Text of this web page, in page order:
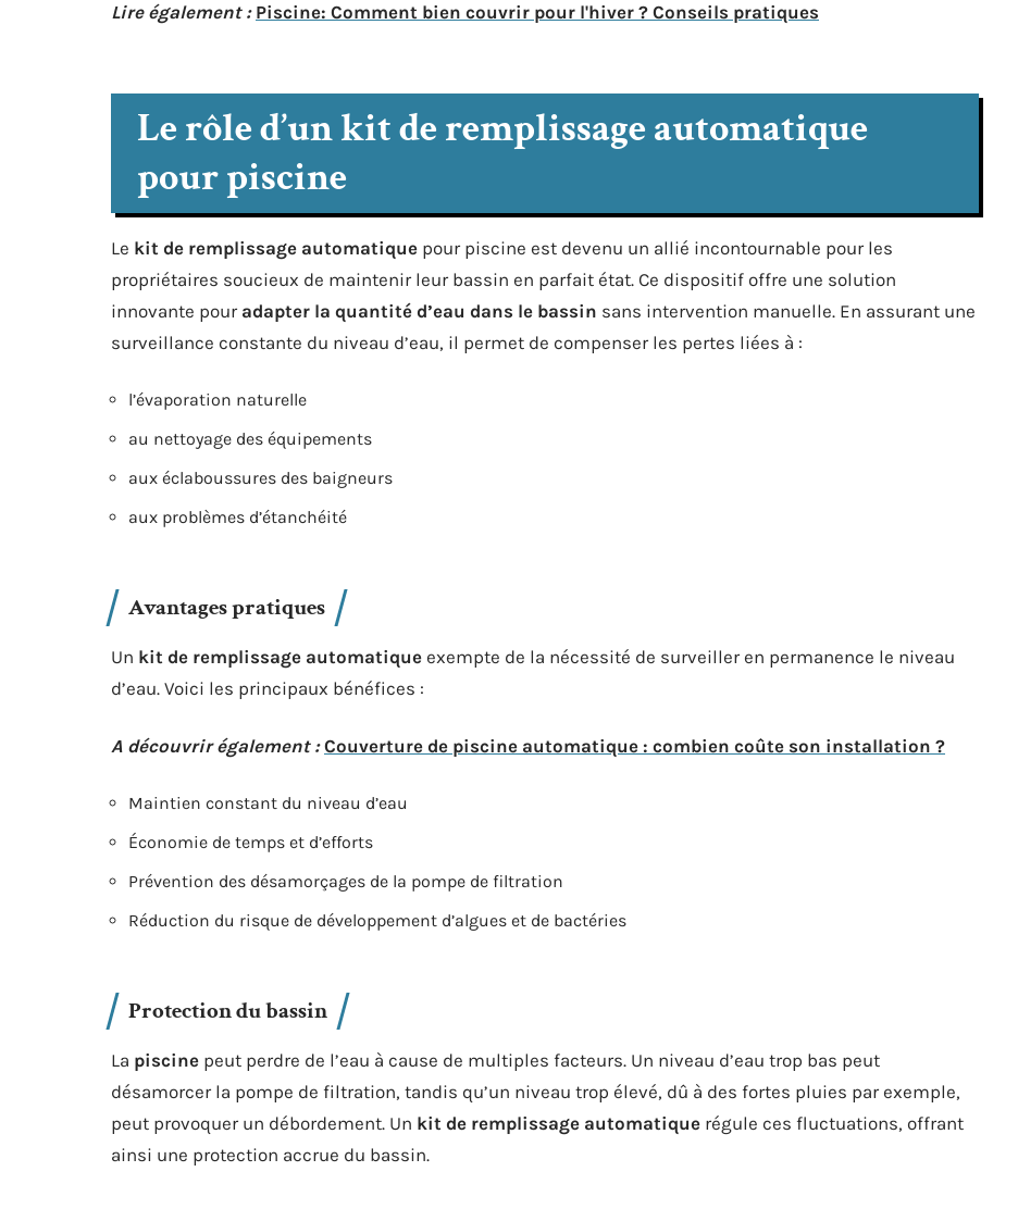
Lire également : Piscine: Comment bien couvrir pour l'hiver ? Conseils pratiques
Le rôle d’un kit de remplissage automatique
pour piscine
Le kit de remplissage automatique pour piscine est devenu un allié incontournable pour les
propriétaires soucieux de maintenir leur bassin en parfait état. Ce dispositif offre une solution
innovante pour adapter la quantité d’eau dans le bassin sans intervention manuelle. En assurant une
surveillance constante du niveau d’eau, il permet de compenser les pertes liées à :
l’évaporation naturelle
au nettoyage des équipements
aux éclaboussures des baigneurs
aux problèmes d’étanchéité
Avantages pratiques
Un kit de remplissage automatique exempte de la nécessité de surveiller en permanence le niveau
d’eau. Voici les principaux bénéfices :
A découvrir également : Couverture de piscine automatique : combien coûte son installation ?
Maintien constant du niveau d’eau
Économie de temps et d’efforts
Prévention des désamorçages de la pompe de filtration
Réduction du risque de développement d’algues et de bactéries
Protection du bassin
La piscine peut perdre de l’eau à cause de multiples facteurs. Un niveau d’eau trop bas peut
désamorcer la pompe de filtration, tandis qu’un niveau trop élevé, dû à des fortes pluies par exemple,
peut provoquer un débordement. Un kit de remplissage automatique régule ces fluctuations, offrant
ainsi une protection accrue du bassin.